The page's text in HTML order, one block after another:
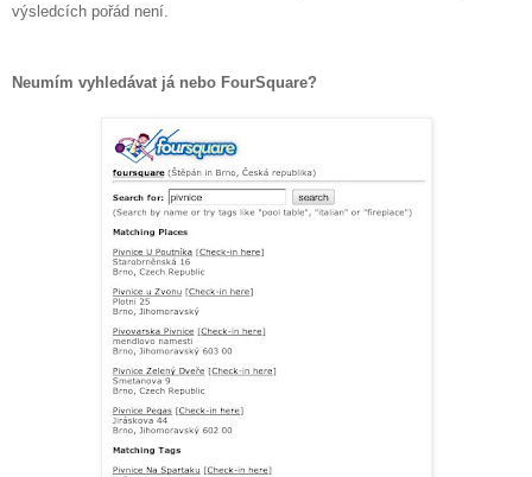
výsledcích pořád není.
Neumím vyhledávat já nebo FourSquare?